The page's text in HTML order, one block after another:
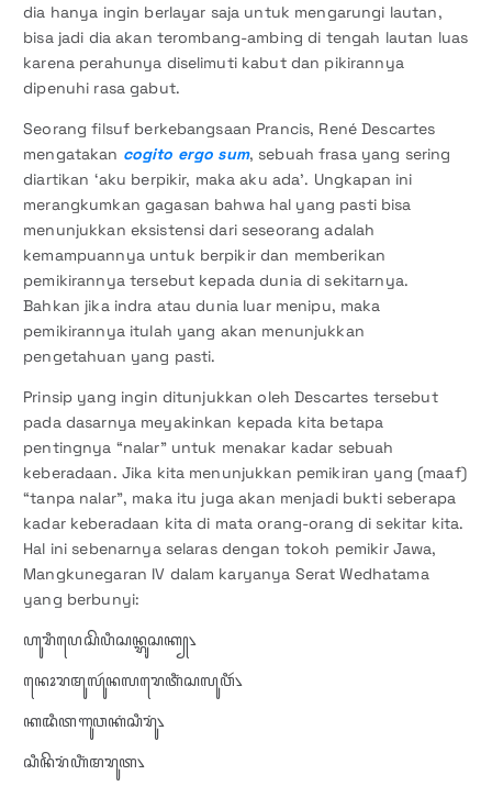
dia hanya ingin berlayar saja untuk mengarungi lautan,
bisa jadi dia akan terombang-ambing di tengah lautan luas
karena perahunya diselimuti kabut dan pikirannya
dipenuhi rasa gabut.
Seorang filsuf berkebangsaan Prancis, René Descartes
mengatakan cogito ergo sum, sebuah frasa yang sering
diartikan ‘aku berpikir, maka aku ada’. Ungkapan ini
merangkumkan gagasan bahwa hal yang pasti bisa
menunjukkan eksistensi dari seseorang adalah
kemampuannya untuk berpikir dan memberikan
pemikirannya tersebut kepada dunia di sekitarnya.
Bahkan jika indra atau dunia luar menipu, maka
pemikirannya itulah yang akan menunjukkan
pengetahuan yang pasti.
Prinsip yang ingin ditunjukkan oleh Descartes tersebut
pada dasarnya meyakinkan kepada kita betapa
pentingnya “nalar” untuk menakar kadar sebuah
keberadaan. Jika kita menunjukkan pemikiran yang (maaf)
“tanpa nalar”, maka itu juga akan menjadi bukti seberapa
kadar keberadaan kita di mata orang-orang di sekitar kita.
Hal ini sebenarnya selaras dengan tokoh pemikir Jawa,
Mangkunegaran IV dalam karyanya Serat Wedhatama
yang berbunyi:
ꦲꦸꦫꦶꦥꦺ​ꦱꦼꦥꦶꦱꦤ꧀ꦫꦸꦱꦏ꧀꧈
​ꦤꦺꦴꦫ​ꦩꦸꦭꦸꦂ​ꦤꦭꦫꦺ​ꦠꦶꦁ​ꦱꦭꦸꦮꦶꦂ꧈​
ꦏꦢꦶ​ꦠ​ꦒꦸꦮ​ꦏꦁ​ꦱꦶꦫꦸꦁ​꧈​
ꦱꦶꦤꦼꦫꦁ​ꦲꦶꦁ​ꦩꦫꦸꦠ꧈​